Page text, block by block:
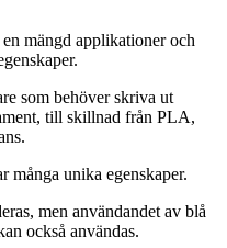
mängd applikationer och
som behöver skriva ut
till skillnad från PLA,
många unika egenskaper.
men användandet av blå
också användas.